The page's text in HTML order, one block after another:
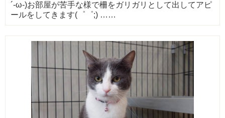
´-ω-)お部屋が苦手な様で柵をガリガリとして出してアピ
ールをしてきます(゜゜;) ……